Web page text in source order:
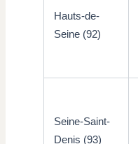
Hauts-de-
Seine (92)
Seine-Saint-
Denis (93)